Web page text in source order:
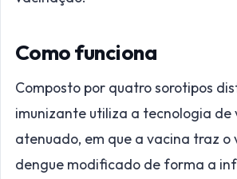
Como funciona
Composto por quatro sorotipos
imunizante utiliza a tecnologia de
atenuado, em que a vacina traz o
dengue modificado de forma a